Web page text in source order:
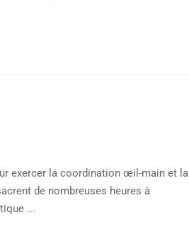
exercer la coordination œil-main et la
de nombreuses heures à
...